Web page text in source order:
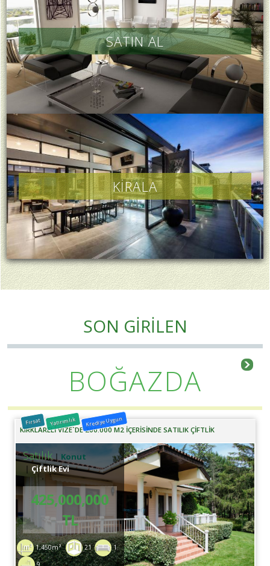
SATIN AL
KİRALA
SON GİRİLEN
BOĞAZDA
Fırsat Yatırımlık Krediye Uygun
KIRKLARELİ VİZE`DE 200.000 M2 İÇERİSİNDE SATILIK ÇİFTLİK
Satılık
Konut
Çiftlik Evi
425,000,000
TL
1,450m² 21
1
9